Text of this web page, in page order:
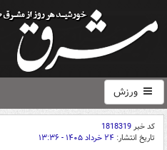
ورزش
کد خبر1818319
تاریخ انتشار: ۲۴ خرداد ۱۴۰۵ - ۱۳:۳۶